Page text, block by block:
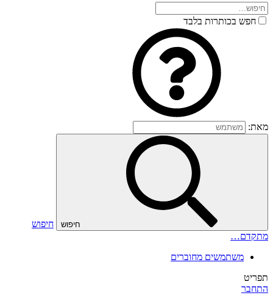
חפש בכותרות בלבד
מאת:
חיפוש
חיפוש
מתקדם…
משתמשים מחוברים
תפריט
התחבר